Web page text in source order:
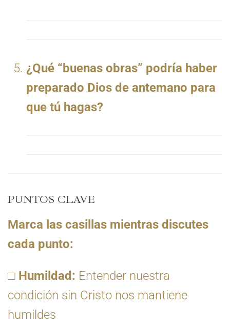
¿Qué “buenas obras” podría haber
preparado Dios de antemano para
que tú hagas?
PUNTOS CLAVE
Marca las casillas mientras discutes
cada punto:
□ Humildad: Entender nuestra
condición sin Cristo nos mantiene
humildes